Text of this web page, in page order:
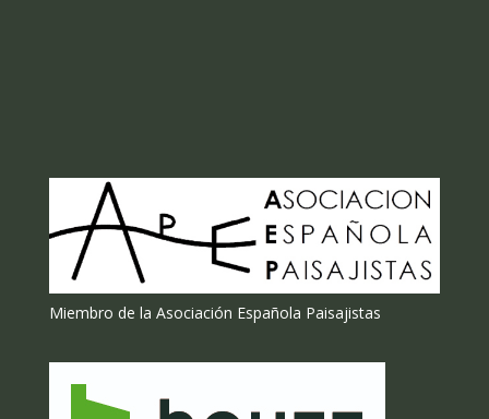
Miembro de la Asociación Española Paisajistas